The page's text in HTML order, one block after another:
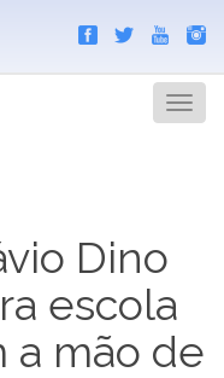
Menu
Dino
escola
a mão de